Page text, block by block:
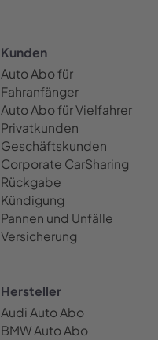
Kunden
Auto Abo für
Fahranfänger
Auto Abo für Vielfahrer
Privatkunden
Geschäftskunden
Corporate CarSharing
Rückgabe
Kündigung
Pannen und Unfälle
Versicherung
Hersteller
Audi Auto Abo
BMW Auto Abo